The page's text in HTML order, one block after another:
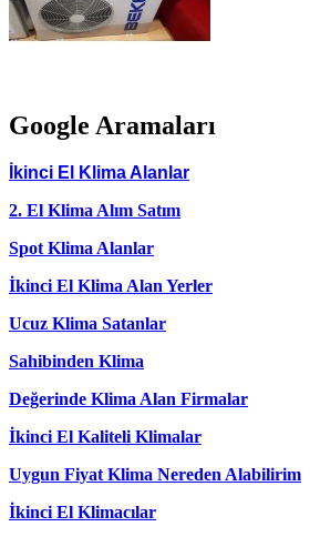
Google Aramaları
İkinci El Klima Alanlar
2. El Klima Alım Satım
Spot Klima Alanlar
İkinci El Klima Alan Yerler
Ucuz Klima Satanlar
Sahibinden Klima
Değerinde Klima Alan Firmalar
İkinci El Kaliteli Klimalar
Uygun Fiyat Klima Nereden Alabilirim
İkinci El Klimacılar